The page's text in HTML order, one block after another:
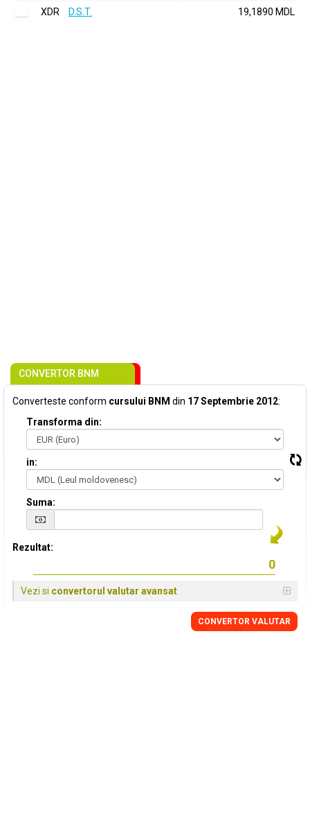
XDR
D.S.T. 19,1890 MDL
CONVERTOR BNM
Converteste conform cursului BNM din 17 Septembrie 2012:
Transforma din:
in:
Suma:
Rezultat:
Vezi si convertorul valutar avansat
CONVERTOR VALUTAR